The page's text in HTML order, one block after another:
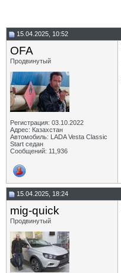
15.04.2025, 10:52
OFA
Продвинутый
Регистрация: 03.10.2022
Адрес: Казахстан
Автомобиль: LADA Vesta Classic
Start седан
Сообщений: 11,936
15.04.2025, 18:24
mig-quick
Продвинутый